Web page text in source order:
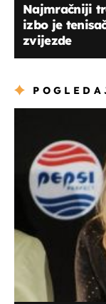
Najmračniji
izbo je
zvijezde